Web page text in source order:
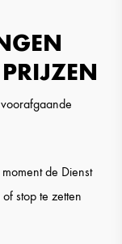
de Dienst
stop te zetten